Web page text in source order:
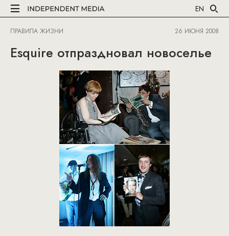
EN
ПРАВИЛА ЖИЗНИ 26 ИЮНЯ 2008
Esquire отпраздновал новоселье